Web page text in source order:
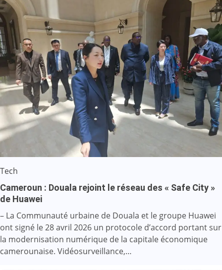
Tech
Cameroun : Douala rejoint le réseau des « Safe City »
de Huawei
– La Communauté urbaine de Douala et le groupe Huawei
ont signé le 28 avril 2026 un protocole d’accord portant sur
la modernisation numérique de la capitale économique
camerounaise. Vidéosurveillance,…